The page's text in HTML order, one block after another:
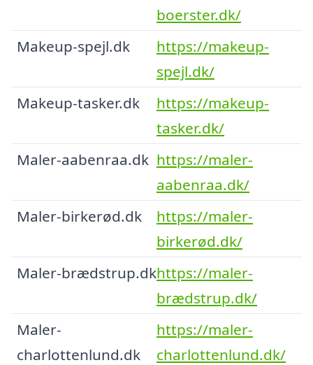
boerster.dk/
Makeup-spejl.dk
https://makeup-
spejl.dk/
Makeup-tasker.dk
https://makeup-
tasker.dk/
Maler-aabenraa.dk https://maler-
aabenraa.dk/
Maler-birkerød.dk
https://maler-
birkerød.dk/
Maler-brædstrup.dkhttps://maler-
brædstrup.dk/
Maler-
charlottenlund.dk
https://maler-
charlottenlund.dk/